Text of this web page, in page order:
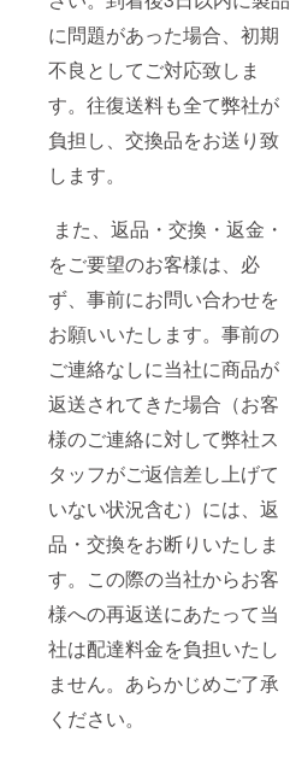
に問題があった場合、初期
不良としてご対応致しま
す。往復送料も全て弊社が
負担し、交換品をお送り致
します。
また、返品・交換・返金・
をご要望のお客様は、必
ず、事前にお問い合わせを
お願いいたします。事前の
ご連絡なしに当社に商品が
返送されてきた場合（お客
様のご連絡に対して弊社ス
タッフがご返信差し上げて
いない状況含む）には、返
品・交換をお断りいたしま
す。この際の当社からお客
様への再返送にあたって当
社は配達料金を負担いたし
ません。あらかじめご了承
ください。